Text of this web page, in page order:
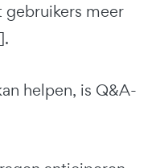
gebruikers meer
helpen, is Q&A-